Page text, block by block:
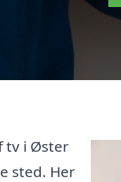
tv i Øster
sted. Her